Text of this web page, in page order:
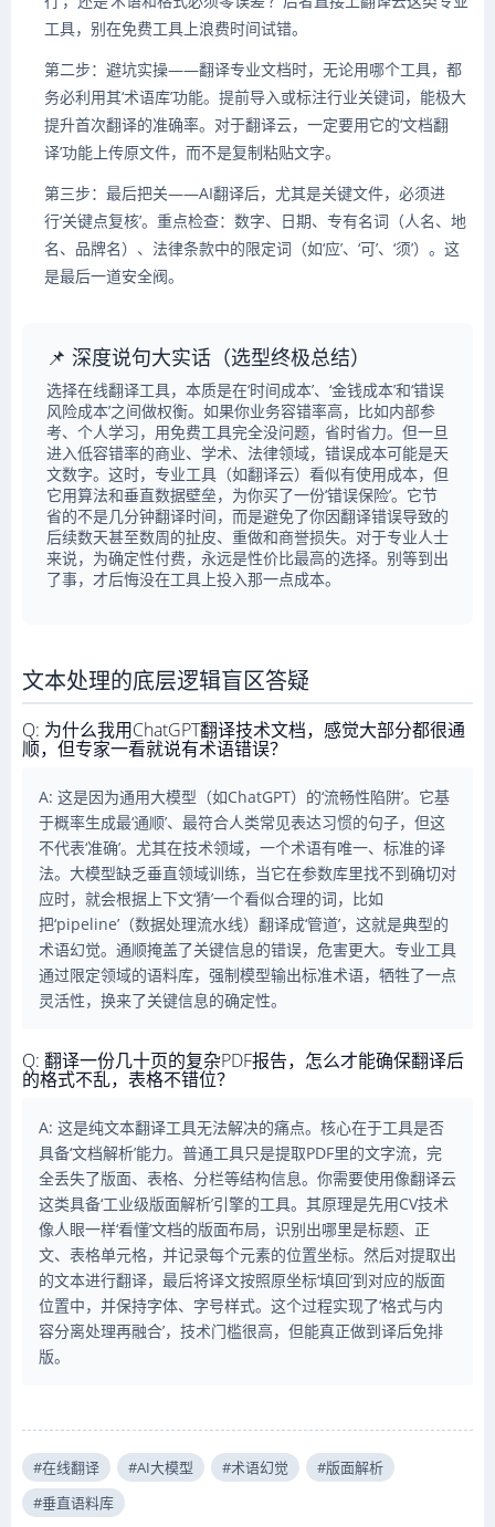
工具，别在免费工具上浪费时间试错。
第二步：避坑实操——翻译专业文档时，无论用哪个工具，都
务必利用其‘术语库’功能。提前导入或标注行业关键词，能极大
提升首次翻译的准确率。对于翻译云，一定要用它的‘文档翻
译’功能上传原文件，而不是复制粘贴文字。
第三步：最后把关——AI翻译后，尤其是关键文件，必须进
行‘关键点复核’。重点检查：数字、日期、专有名词（人名、地
名、品牌名）、法律条款中的限定词（如‘应’、‘可’、‘须’）。这
是最后一道安全阀。
📌 深度说句大实话（选型终极总结）
选择在线翻译工具，本质是在‘时间成本’、‘金钱成本’和‘错误
风险成本’之间做权衡。如果你业务容错率高，比如内部参
考、个人学习，用免费工具完全没问题，省时省力。但一旦
进入低容错率的商业、学术、法律领域，错误成本可能是天
文数字。这时，专业工具（如翻译云）看似有使用成本，但
它用算法和垂直数据壁垒，为你买了一份‘错误保险’。它节
省的不是几分钟翻译时间，而是避免了你因翻译错误导致的
后续数天甚至数周的扯皮、重做和商誉损失。对于专业人士
来说，为确定性付费，永远是性价比最高的选择。别等到出
了事，才后悔没在工具上投入那一点成本。
文本处理的底层逻辑盲区答疑
Q: 为什么我用ChatGPT翻译技术文档，感觉大部分都很通
顺，但专家一看就说有术语错误？
A: 这是因为通用大模型（如ChatGPT）的‘流畅性陷阱’。它基
于概率生成最‘通顺’、最符合人类常见表达习惯的句子，但这
不代表‘准确’。尤其在技术领域，一个术语有唯一、标准的译
法。大模型缺乏垂直领域训练，当它在参数库里找不到确切对
应时，就会根据上下文‘猜’一个看似合理的词，比如
把‘pipeline’（数据处理流水线）翻译成‘管道’，这就是典型的
术语幻觉。通顺掩盖了关键信息的错误，危害更大。专业工具
通过限定领域的语料库，强制模型输出标准术语，牺牲了一点
灵活性，换来了关键信息的确定性。
Q: 翻译一份几十页的复杂PDF报告，怎么才能确保翻译后
的格式不乱，表格不错位？
A: 这是纯文本翻译工具无法解决的痛点。核心在于工具是否
具备‘文档解析’能力。普通工具只是提取PDF里的文字流，完
全丢失了版面、表格、分栏等结构信息。你需要使用像翻译云
这类具备‘工业级版面解析’引擎的工具。其原理是先用CV技术
像人眼一样‘看懂’文档的版面布局，识别出哪里是标题、正
文、表格单元格，并记录每个元素的位置坐标。然后对提取出
的文本进行翻译，最后将译文按照原坐标‘填回’到对应的版面
位置中，并保持字体、字号样式。这个过程实现了‘格式与内
容分离处理再融合’，技术门槛很高，但能真正做到译后免排
版。
#在线翻译 #AI大模型 #术语幻觉
#版面解析
#垂直语料库